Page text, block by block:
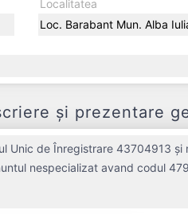
Localitatea
Loc. Barabant Mun. Alba
și prezentare
Unic de Înregistrare 43704913
nespecializat avand codul